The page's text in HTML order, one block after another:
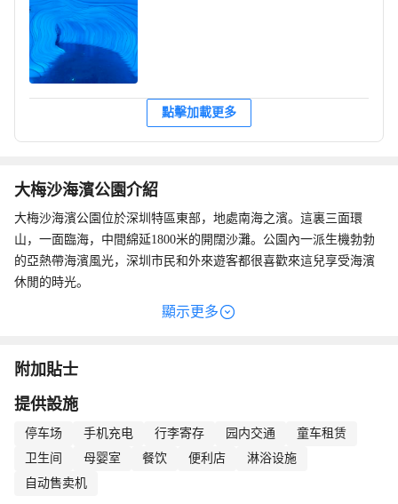
點擊加載更多
大梅沙海濱公園介紹
大梅沙海濱公園位於深圳特區東部，地處南海之濱。這裏三面環
山，一面臨海，中間綿延1800米的開闊沙灘。公園內一派生機勃勃
的亞熱帶海濱風光，深圳市民和外來遊客都很喜歡來這兒享受海濱
休閒的時光。
大梅沙海濱公園的中心是太陽廣場和月亮廣場，一條「陽光走廊」
大梅沙海濱公園共分游泳區、運動區、休閒區、娛樂區、燒烤場等
約來這兒聚會，看海、下海游泳或者玩水上項目都非常有意思。
如果要下海游泳，大梅沙海濱公園內可提供冷熱水沖涼和存包服
務。特別需要注意的是，游泳時請千萬不要超越防鯊網，注意安
全，公園提供24小時防鯊網內義務救生服務。
顯示更多
附加貼士
提供設施
停车场 手机充电 行李寄存 园内交通
童车租赁
卫生间
母婴室 餐饮 便利店
淋浴设施
自动售卖机